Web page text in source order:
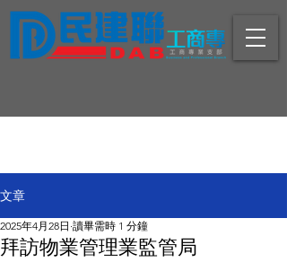
文章
拜訪物業管理業監管局
2025年4月28日 讀畢需時 1 分鐘